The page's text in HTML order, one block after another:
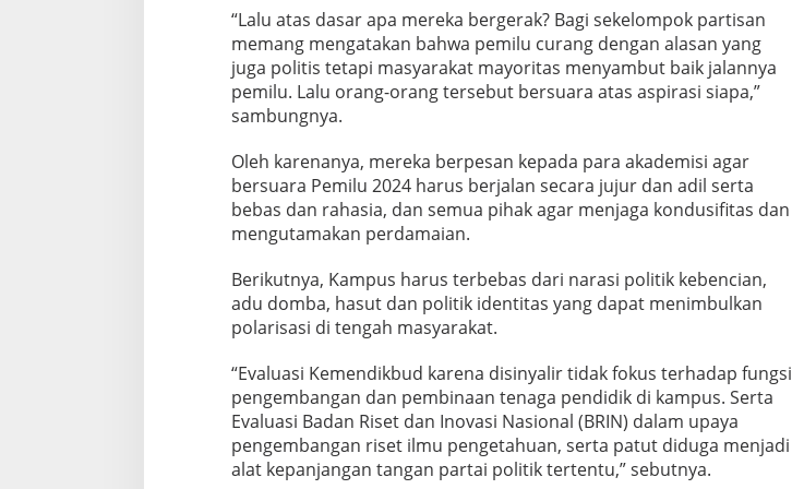
k
d
e
m
i
“Lalu atas dasar apa mereka bergerak? Bagi sekelompok partisan
memang mengatakan bahwa pemilu curang dengan alasan yang
juga politis tetapi masyarakat mayoritas menyambut baik jalannya
pemilu. Lalu orang-orang tersebut bersuara atas aspirasi siapa,”
sambungnya.
Oleh karenanya, mereka berpesan kepada para akademisi agar
bersuara Pemilu 2024 harus berjalan secara jujur dan adil serta
bebas dan rahasia, dan semua pihak agar menjaga kondusifitas dan
mengutamakan perdamaian.
Berikutnya, Kampus harus terbebas dari narasi politik kebencian,
adu domba, hasut dan politik identitas yang dapat menimbulkan
polarisasi di tengah masyarakat.
“Evaluasi Kemendikbud karena disinyalir tidak fokus terhadap fungsi
pengembangan dan pembinaan tenaga pendidik di kampus. Serta
Evaluasi Badan Riset dan Inovasi Nasional (BRIN) dalam upaya
pengembangan riset ilmu pengetahuan, serta patut diduga menjadi
alat kepanjangan tangan partai politik tertentu,” sebutnya.